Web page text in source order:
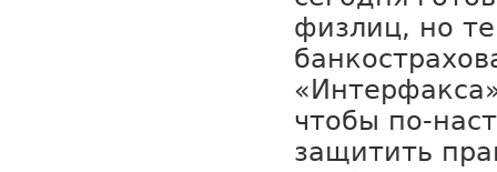
физлиц, но
чтобы по-
защитить